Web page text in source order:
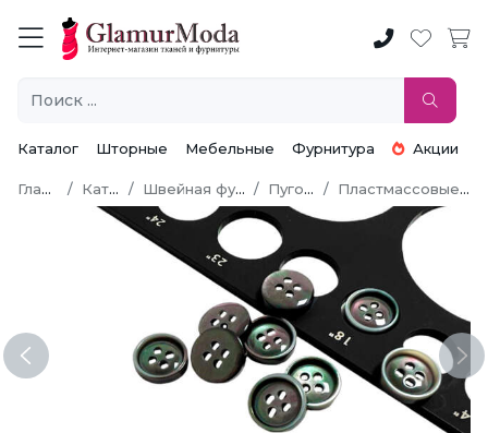
Каталог Шторные Мебельные Фурнитура Акции
Главная Каталог Швейная фурнитура Пуговицы Пластмассовые пуговицы
Previous